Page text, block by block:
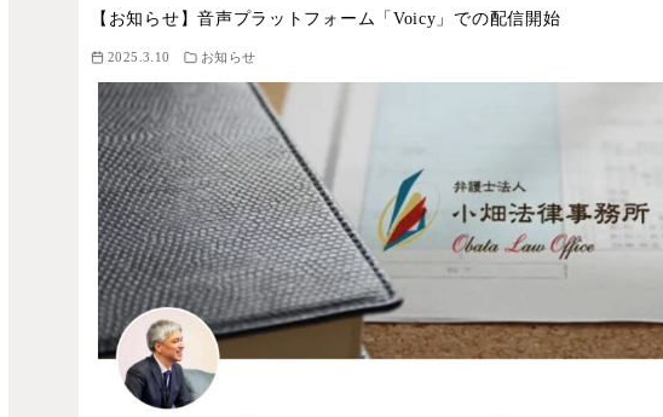
【お知らせ】音声プラットフォーム「Voicy」での配信開始
2025.3.10 お知らせ